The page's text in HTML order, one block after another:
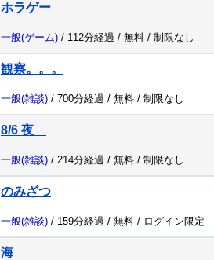
ホラゲー
一般(ゲーム) / 112分経過 / 無料 / 制限なし
観察。。。
一般(雑談) / 700分経過 / 無料 / 制限なし
8/6 夜
一般(雑談) / 214分経過 / 無料 / 制限なし
のみざつ
一般(雑談) / 159分経過 / 無料 / ログイン限定
海